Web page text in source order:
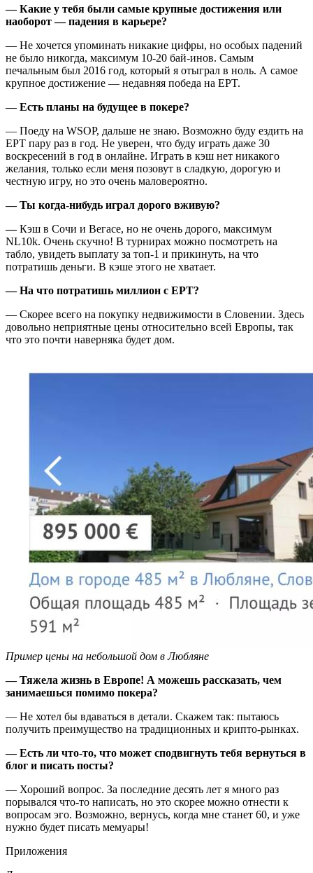
— Какие у тебя были самые крупные достижения или
наоборот — падения в карьере?
— Не хочется упоминать никакие цифры, но особых падений
не было никогда, максимум 10-20 бай-инов. Самым
печальным был 2016 год, который я отыграл в ноль. А самое
крупное достижение — недавняя победа на EPT.
— Есть планы на будущее в покере?
— Поеду на WSOP, дальше не знаю. Возможно буду ездить на
EPT пару раз в год. Не уверен, что буду играть даже 30
воскресений в год в онлайне. Играть в кэш нет никакого
желания, только если меня позовут в сладкую, дорогую и
честную игру, но это очень маловероятно.
— Ты когда-нибудь играл дорого вживую?
—Кэш в Сочи и Вегасе, но не очень дорого, максимум
NL10k. Очень скучно! В турнирах можно посмотреть на
табло, увидеть выплату за топ-1 и прикинуть, на что
потратишь деньги. В кэше этого не хватает.
— На что потратишь миллион с EPT?
— Скорее всего на покупку недвижимости в Словении. Здесь
довольно неприятные цены относительно всей Европы, так
что это почти наверняка будет дом.
Пример цены на небольшой дом в Любляне
— Тяжела жизнь в Европе! А можешь рассказать, чем
занимаешься помимо покера?
— Не хотел бы вдаваться в детали. Скажем так: пытаюсь
получить преимущество на традиционных и крипто-рынках.
— Есть ли что-то, что может сподвигнуть тебя вернуться в
блог и писать посты?
— Хороший вопрос. За последние десять лет я много раз
порывался что-то написать, но это скорее можно отнести к
вопросам эго. Возможно, вернусь, когда мне станет 60, и уже
нужно будет писать мемуары!
Приложения